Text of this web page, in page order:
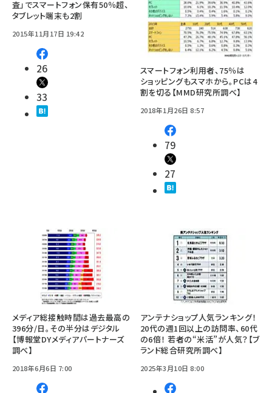
査」でスマートフォン保有50％超、
タブレット端末も2割
2015年11月17日 19:42
26
33
スマートフォン利用者、75％は
ショッピングもスマホから。PCは4
割を切る【MMD研究所調べ】
2018年1月26日 8:57
79
27
メディア総接触時間は過去最高の
396分/日。その半分はデジタル
【博報堂DYメディアパートナーズ
調べ】
2018年6月6日 7:00
アンテナショップ人気ランキング！
20代の週1回以上の訪問率、60代
の6倍！ 若者の“米活”が人気？【ブ
ランド総合研究所調べ】
2025年3月10日 8:00